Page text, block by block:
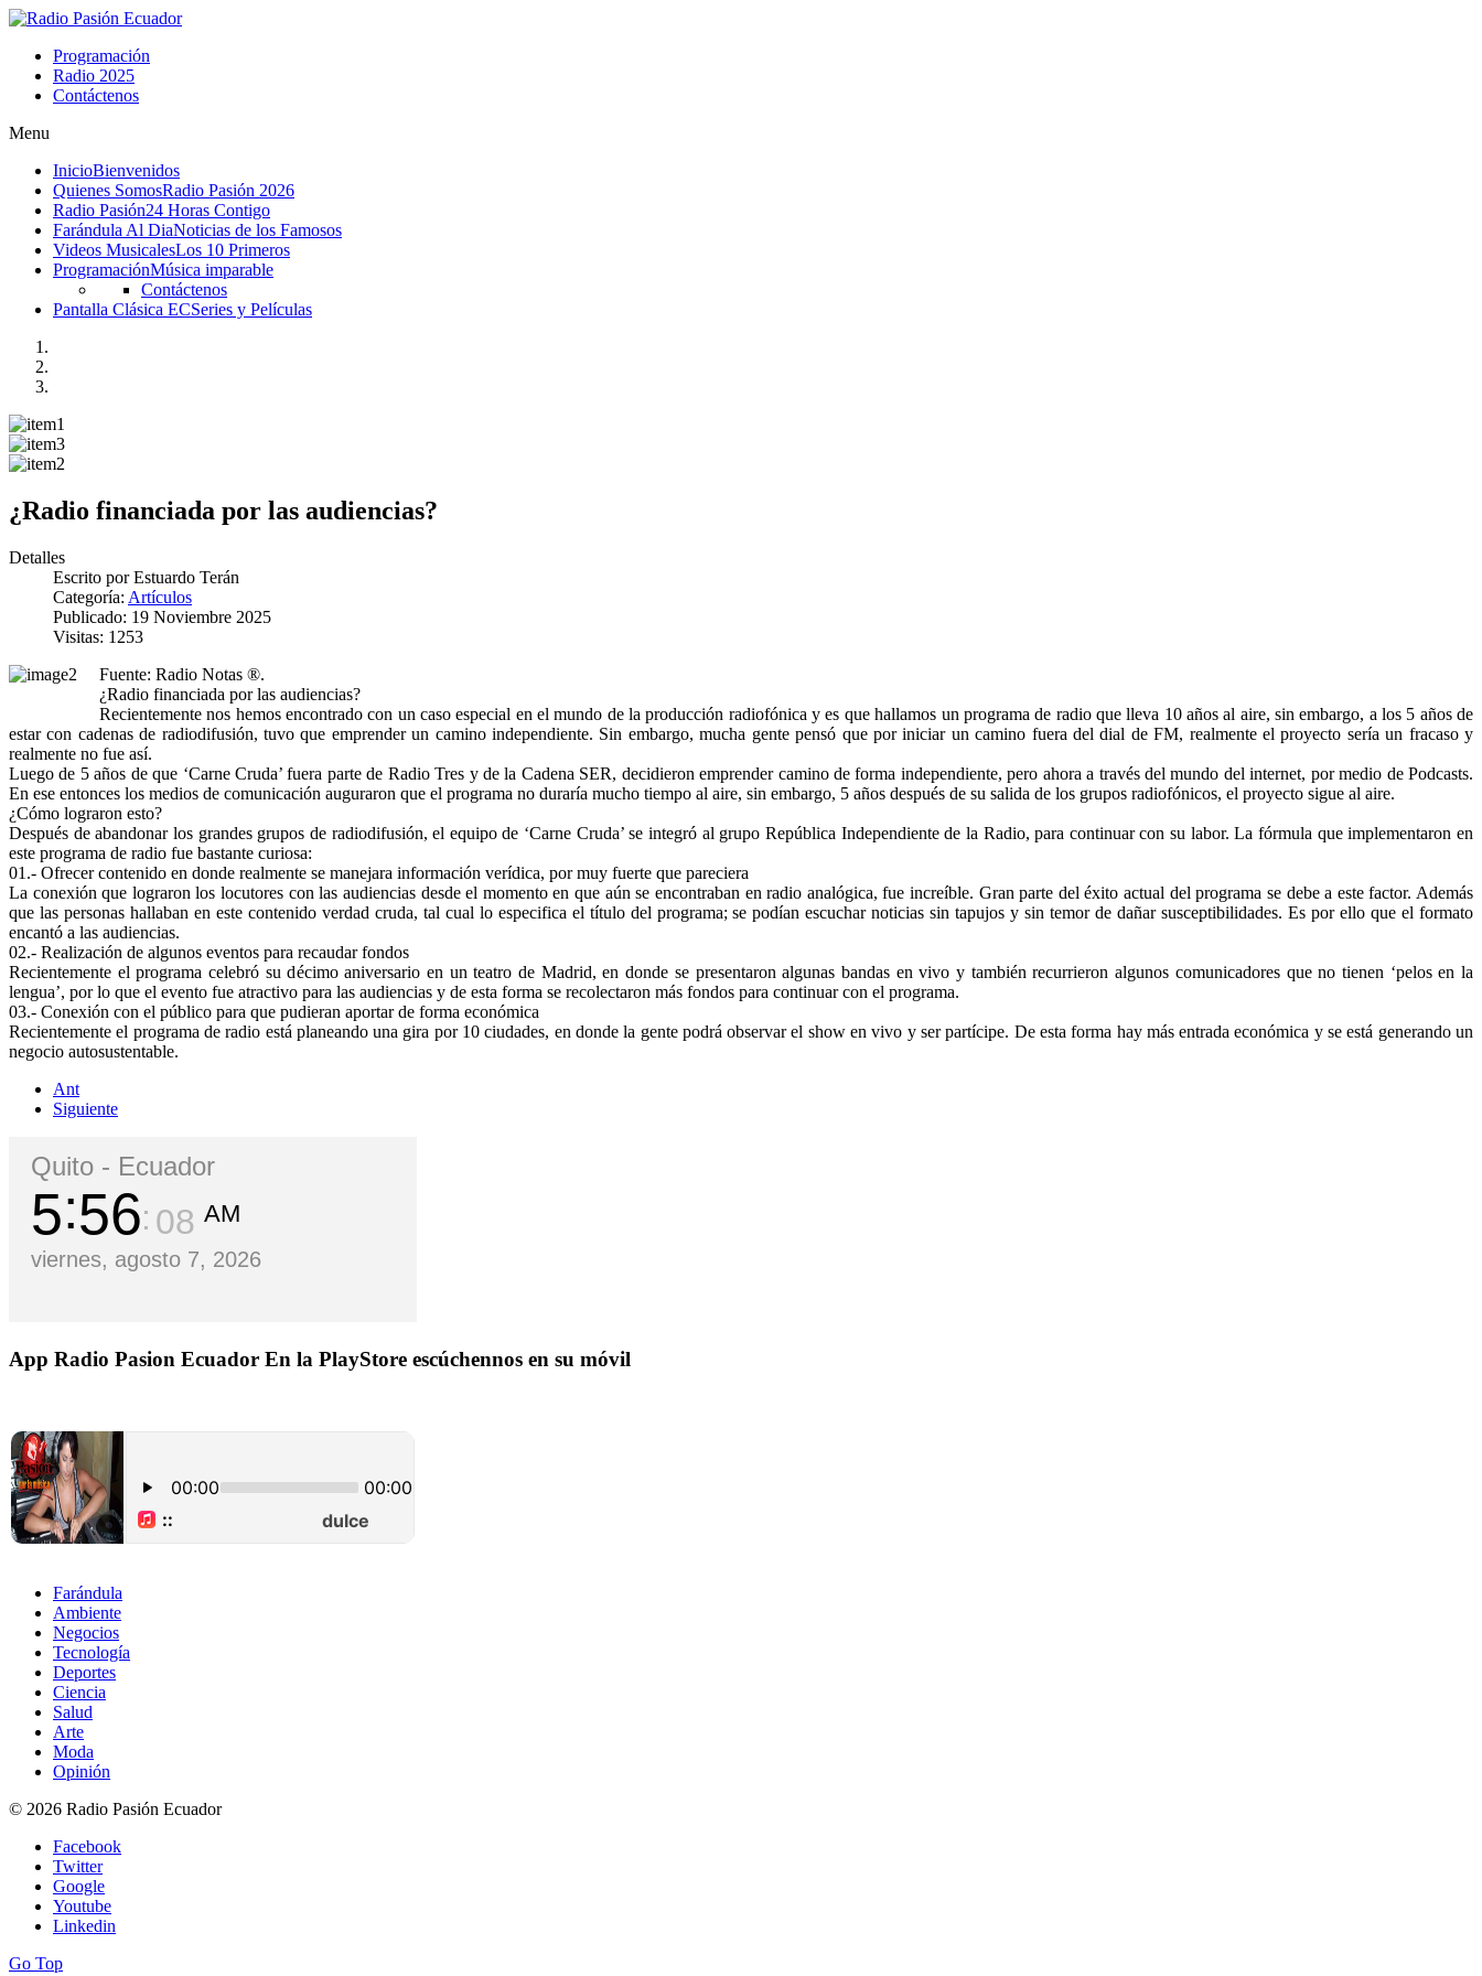
Programación
Radio 2025
Contáctenos
Menu
InicioBienvenidos
Quienes SomosRadio Pasión 2026
Radio Pasión24 Horas Contigo
Farándula Al DiaNoticias de los Famosos
Videos MusicalesLos 10 Primeros
ProgramaciónMúsica imparable
Contáctenos
Pantalla Clásica ECSeries y Películas
¿Radio financiada por las audiencias?
Detalles
Escrito porEstuardo Terán
Categoría: Artículos
Publicado: 19 Noviembre 2025
Visitas: 1253
Fuente: Radio Notas ®.
¿Radio financiada por las audiencias?
Recientemente nos hemos encontrado con un caso especial en el mundo de la producción radiofónica y es que hallamos un programa de radio que lleva 10 años al aire, sin embargo, a los 5 años de
estar con cadenas de radiodifusión, tuvo que emprender un camino independiente. Sin embargo, mucha gente pensó que por iniciar un camino fuera del dial de FM, realmente el proyecto sería un fracaso y
realmente no fue así.
Luego de 5 años de que ‘Carne Cruda’ fuera parte de Radio Tres y de la Cadena SER, decidieron emprender camino de forma independiente, pero ahora a través del mundo del internet, por medio de Podcasts.
En ese entonces los medios de comunicación auguraron que el programa no duraría mucho tiempo al aire, sin embargo, 5 años después de su salida de los grupos radiofónicos, el proyecto sigue al aire.
¿Cómo lograron esto?
Después de abandonar los grandes grupos de radiodifusión, el equipo de ‘Carne Cruda’ se integró al grupo República Independiente de la Radio, para continuar con su labor. La fórmula que implementaron en
este programa de radio fue bastante curiosa:
01.- Ofrecer contenido en donde realmente se manejara información verídica, por muy fuerte que pareciera
La conexión que lograron los locutores con las audiencias desde el momento en que aún se encontraban en radio analógica, fue increíble. Gran parte del éxito actual del programa se debe a este factor. Además
que las personas hallaban en este contenido verdad cruda, tal cual lo especifica el título del programa; se podían escuchar noticias sin tapujos y sin temor de dañar susceptibilidades. Es por ello que el formato
encantó a las audiencias.
02.- Realización de algunos eventos para recaudar fondos
Recientemente el programa celebró su décimo aniversario en un teatro de Madrid, en donde se presentaron algunas bandas en vivo y también recurrieron algunos comunicadores que no tienen ‘pelos en la
lengua’, por lo que el evento fue atractivo para las audiencias y de esta forma se recolectaron más fondos para continuar con el programa.
03.- Conexión con el público para que pudieran aportar de forma económica
Recientemente el programa de radio está planeando una gira por 10 ciudades, en donde la gente podrá observar el show en vivo y ser partícipe. De esta forma hay más entrada económica y se está generando un
negocio autosustentable.
Ant
Siguiente
Quito - Ecuador
5 56 09 AM
viernes, agosto 7, 2026
App Radio Pasion Ecuador En la PlayStore escúchennos en su móvil
Farándula
Ambiente
Negocios
Tecnología
Deportes
Ciencia
Salud
Arte
Moda
Opinión
© 2026 Radio Pasión Ecuador
Facebook
Twitter
Google
Youtube
Linkedin
Go Top